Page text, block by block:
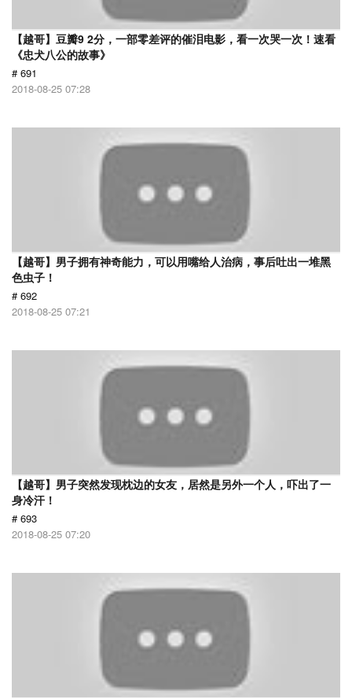
【越哥】豆瓣9 2分，一部零差评的催泪电影，看一次哭一次！速看
《忠犬八公的故事》
# 691
2018-08-25 07:28
【越哥】男子拥有神奇能力，可以用嘴给人治病，事后吐出一堆黑
色虫子！
# 692
2018-08-25 07:21
【越哥】男子突然发现枕边的女友，居然是另外一个人，吓出了一
身冷汗！
# 693
2018-08-25 07:20